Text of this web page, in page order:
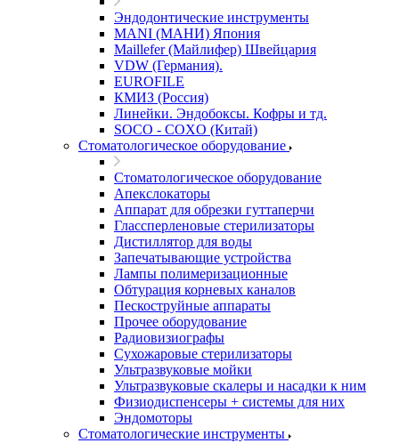
Эндодонтические инструменты
MANI (МАНИ) Япония
Maillefer (Майлифер) Швейцария
VDW (Германия).
EUROFILE
КМИЗ (Россия)
Линейки. Эндобоксы. Кофры и тд.
SOCO - COXO (Китай)
Стоматологическое оборудование
Стоматологическое оборудование
Апекслокаторы
Аппарат для обрезки гуттаперчи
Глассперленовые стерилизаторы
Дистиллятор для воды
Запечатывающие устройства
Лампы полимеризационные
Обтурация корневых каналов
Пескоструйные аппараты
Прочее оборудование
Радиовизиографы
Сухожаровые стерилизаторы
Ультразвуковые мойки
Ультразвуковые скалеры и насадки к ним
Физиодиспенсеры + системы для них
Эндомоторы
Стоматологические инструменты